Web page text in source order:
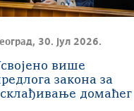
30. јул 2026.
више
закона за
домаћег